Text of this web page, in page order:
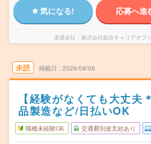
気になる! 応募へ進
派遣会社 株式会社綜合キャリアオプ
未読 掲載日 2026/08/06
【経験がなくても大丈夫
品製造など/日払いOK
職種未経験OK 交通費別途支給あり